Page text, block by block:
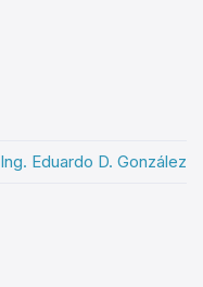
Ing. Eduardo D. González